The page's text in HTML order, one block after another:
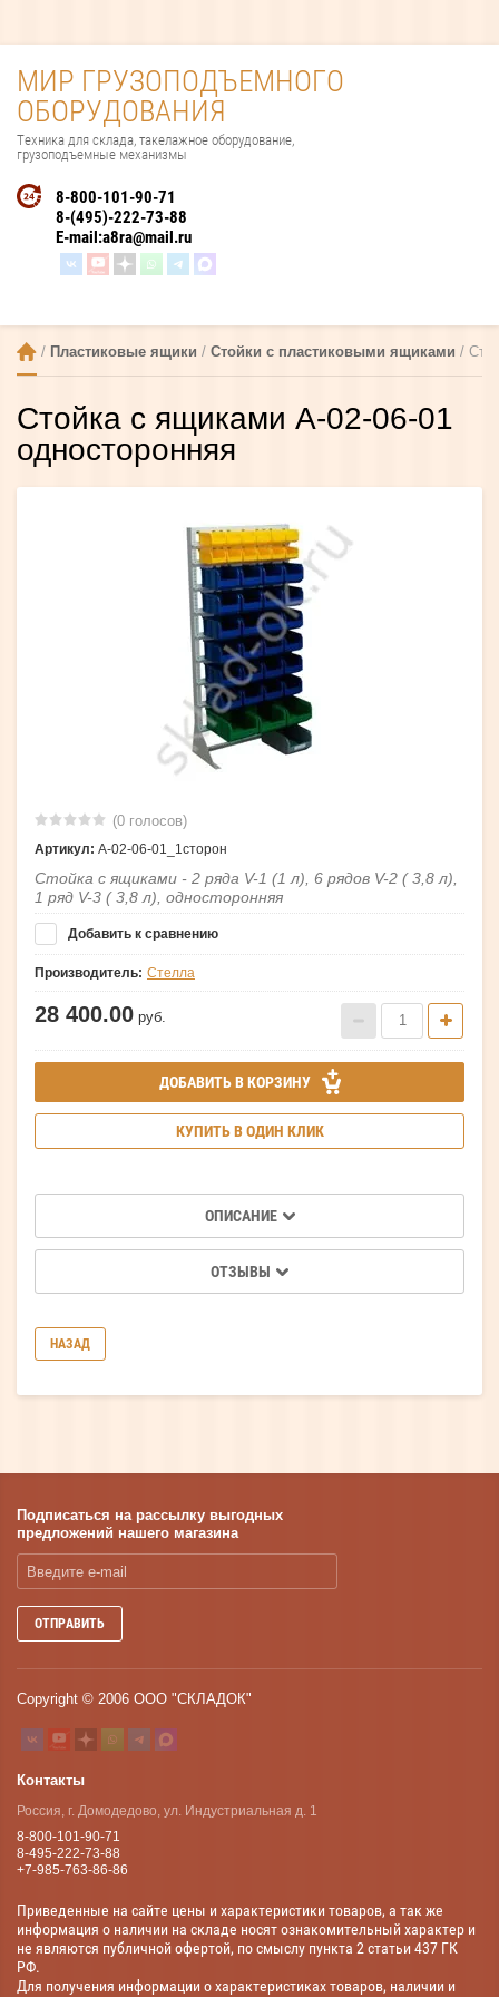
МИР ГРУЗОПОДЪЕМНОГО
ОБОРУДОВАНИЯ
Техника для склада, такелажное оборудование,
грузоподъемные механизмы
8-800-101-90-71
8-(495)-222-73-88
E-mail:a8ra@mail.ru
/ Пластиковые ящики / Стойки с пластиковыми ящиками /
Стойка с ящиками А-02-06-01
односторонняя
(0 голосов)
Артикул: А-02-06-01_1сторон
Стойка с ящиками - 2 ряда V-1 (1 л), 6 рядов V-2 ( 3,8 л),
1 ряд V-3 ( 3,8 л), односторонняя
Добавить к сравнению
Производитель: Стелла
28 400.00 руб.
ДОБАВИТЬ В КОРЗИНУ
КУПИТЬ В ОДИН КЛИК
ОПИСАНИЕ
ОТЗЫВЫ
НАЗАД
Подписаться на рассылку выгодных
предложений нашего магазина
ОТПРАВИТЬ
Copyright © 2006 ООО "СКЛАДОК"
Контакты
Россия, г. Домодедово, ул. Индустриальная д. 1
8-800-101-90-71
8-495-222-73-88
+7-985-763-86-86
Приведенные на сайте цены и характеристики товаров, а так же
информация о наличии на складе носят ознакомительный характер и
не являются публичной офертой, по смыслу пункта 2 статьи 437 ГК
РФ.
Для получения информации о характеристиках товаров, наличии и